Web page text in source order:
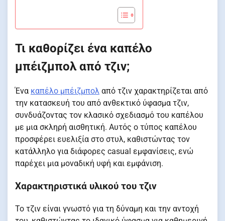
Τι καθορίζει ένα καπέλο
μπέιζμπολ από τζιν;
Ένα καπέλο μπέιζμπολ από τζιν χαρακτηρίζεται από
την κατασκευή του από ανθεκτικό ύφασμα τζιν,
συνδυάζοντας τον κλασικό σχεδιασμό του καπέλου
με μια σκληρή αισθητική. Αυτός ο τύπος καπέλου
προσφέρει ευελιξία στο στυλ, καθιστώντας τον
κατάλληλο για διάφορες casual εμφανίσεις, ενώ
παρέχει μια μοναδική υφή και εμφάνιση.
Χαρακτηριστικά υλικού του τζιν
Το τζιν είναι γνωστό για τη δύναμη και την αντοχή